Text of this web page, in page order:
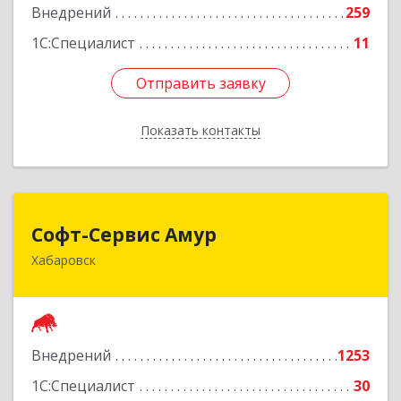
Внедрений
259
1С:Специалист
11
Отправить заявку
Показать контакты
Подробнее
Отправить заявку
Назад
Софт-Сервис Амур
Хабаровск
Внедрений
1253
1С:Специалист
30
680000, Хабаровский край, Хабаровск г,